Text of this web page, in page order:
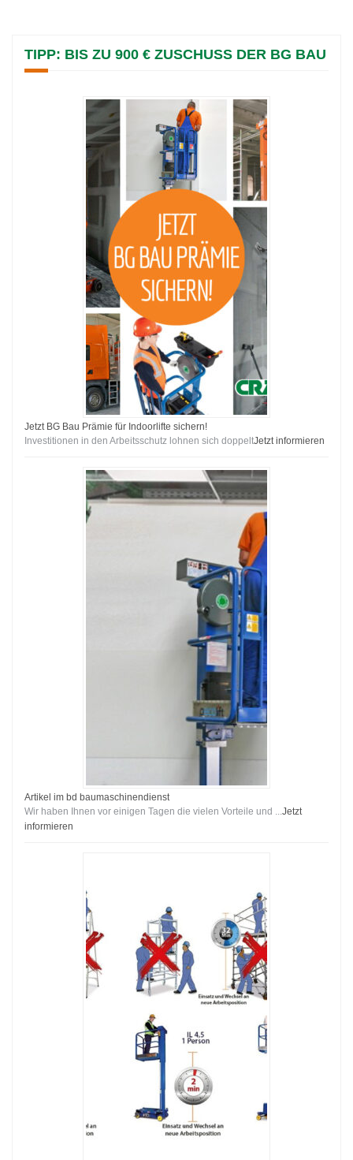
TIPP: BIS ZU 900 € ZUSCHUSS DER BG BAU
Jetzt BG Bau Prämie für Indoorlifte sichern!
Investitionen in den Arbeitsschutz lohnen sich doppeltJetzt informieren
Artikel im bd baumaschinendienst
Wir haben Ihnen vor einigen Tagen die vielen Vorteile und ... Jetzt
informieren